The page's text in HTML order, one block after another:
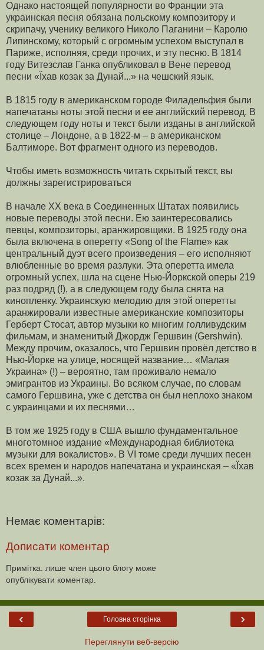
Однако настоящей популярности во Франции эта
украин­ская песня обязана польскому композитору и
скрипачу, ученику великого Николо Паганини – Каролю
Липинскому, который с огромным успехом выступал в
Па­риже, исполняя, среди прочих, и эту песню. В 1814
году Витезслав Ганка опубли­ковал в Вене перевод
песни «Їхав козак за Дунай...» на чешский язык.
В 1815 году в американском городе Филадельфия были
напечатаны ноты этой песни и ее английский перевод. В
следующем году ноты и текст были изданы в английской
столице – Лондоне, а в 1822-м – в американском
Балтиморе. Вот фрагмент одного из переводов.
Чтобы иметь возможность читать скрытый текст, вы
должны зарегистрироваться
В начале ХХ века в Соединенных Штатах появились
новые переводы этой песни. Ею заинтересовались
певцы, композиторы, аранжировщики. В 1925 году она
была вклю­чена в оперетту «Song of the Flame» как
центральный дуэт всего произведения – его исполняют
влюбленные во время разлуки. Эта оперетта имела
огромный успех, шла на сцене Нью-Йоркской оперы 219
раз подряд (!), а в следующем году была снята на
кинопленку. Украинскую мелодию для этой оперетты
аранжировали из­вестные американские композиторы
Герберт Стосат, автор музыки ко многим гол­ливудским
фильмам, и знаменитый Джордж Гершвин (Gershwin).
Между прочим, оказалось, что Гершвин провёл детство в
Нью-Йорке на улице, носящей название… «Малая
Украина» (!) – вероятно, там проживало немало
эмигрантов из Украины. Во всяком случае, по словам
самого Гершвина, уже с детства он был неплохо знаком
с украинцами и их песнями…
В том же 1925 году в США вышло фундаментальное
многотомное из­дание «Международная библиотека
музыки для вокалистов». В VI томе среди луч­ших песен
всех времен и народов напечатана и украинская – «Їхав
козак за Дунай...».
Немає коментарів:
Дописати коментар
Примітка: лише член цього блогу може
опублікувати коментар.
‹ ›
Головна сторінка
Переглянути веб-версію